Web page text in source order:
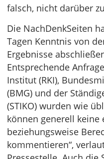
falsch, nicht darüber
Die NachDenkSeiten
Tagen Kenntnis von
Ergebnisse
Entsprechende
Institut (RKI),
(BMG) und der
(STIKO) wurden wie
können generell keine
beziehungsweise
kommentieren“,